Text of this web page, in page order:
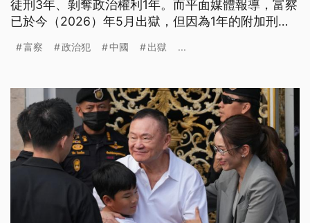
徒刑3年、剝奪政治權利1年。而平面媒體報導，富察
已於今（2026）年5月出獄，但因為1年的附加刑，
尊重家屬意見，不對本案進行說明。海基會則表示，
時提供必要協助。
富察 政治犯 中國 出獄 ...